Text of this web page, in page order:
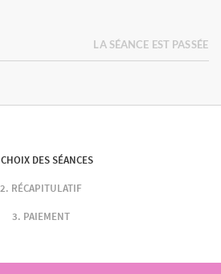
LA SÉANCE EST PASSÉE
CHOIX DES SÉANCES
RÉCAPITULATIF
PAIEMENT